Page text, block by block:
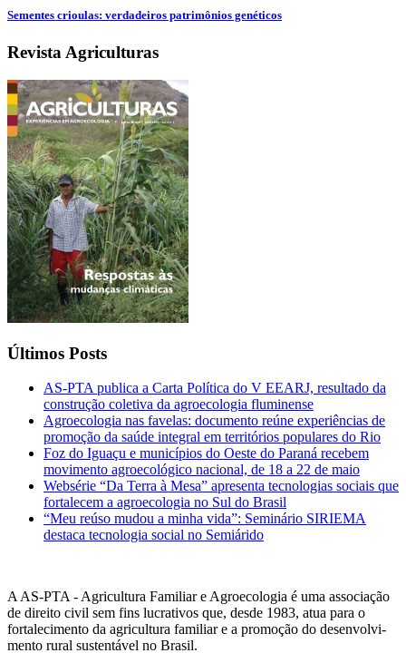
Sementes crioulas: verdadeiros patrimônios genéticos
Revista Agriculturas
Últimos Posts
AS-PTA publica a Carta Política do V EEARJ, resultado da
construção coletiva da agroecologia fluminense
Agroecologia nas favelas: documento reúne experiências de
promoção da saúde integral em territórios populares do Rio
Foz do Iguaçu e municípios do Oeste do Paraná recebem
movimento agroecológico nacional, de 18 a 22 de maio
Websérie “Da Terra à Mesa” apresenta tecnologias sociais que
fortalecem a agroecologia no Sul do Brasil
“Meu reúso mudou a minha vida”: Seminário SIRIEMA
destaca tecnologia social no Semiárido
A AS-PTA - Agricultura Familiar e Agro­ecologia é uma associação
de direito civil sem fins lucrativos que, desde 1983, atua para o
fortalecimento da agricultura familiar e a promoção do desenvolvi­
mento rural sustentável no Brasil.